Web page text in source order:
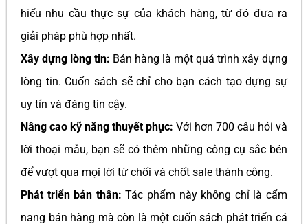
hiểu nhu cầu thực sự của khách hàng, từ đó đưa ra
giải pháp phù hợp nhất.
Xây dựng lòng tin: Bán hàng là một quá trình xây dựng
lòng tin. Cuốn sách sẽ chỉ cho bạn cách tạo dựng sự
uy tín và đáng tin cậy.
Nâng cao kỹ năng thuyết phục: Với hơn 700 câu hỏi và
lời thoại mẫu, bạn sẽ có thêm những công cụ sắc bén
để vượt qua mọi lời từ chối và chốt sale thành công.
Phát triển bản thân: Tác phẩm này không chỉ là cẩm
nang bán hàng mà còn là một cuốn sách phát triển cá